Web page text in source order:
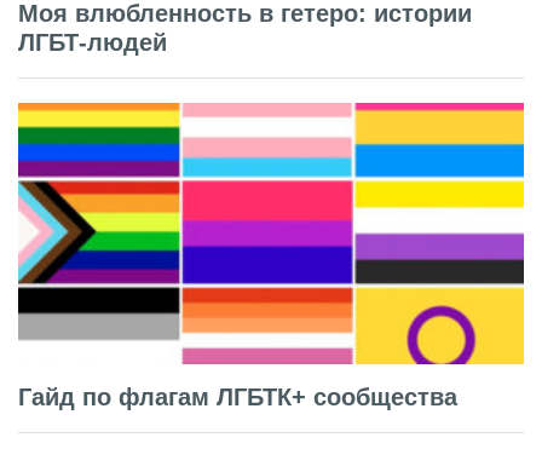
Моя влюбленность в гетеро: истории
ЛГБТ-людей
Гайд по флагам ЛГБТК+ сообщества